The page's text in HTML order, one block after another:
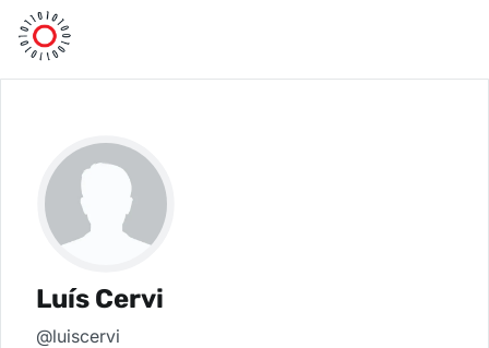
Luís Cervi
@luiscervi